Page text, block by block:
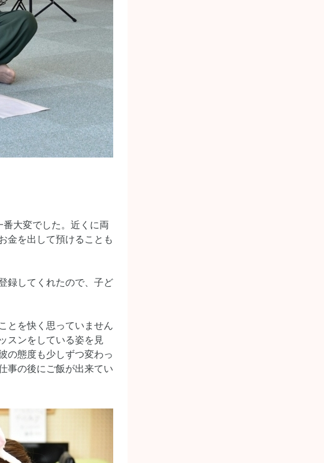
大変でした。近くに両
金を出して預けることも
録してくれたので、子ど
とを快く思っていません
スンをしている姿を見
の態度も少しずつ変わっ
事の後にご飯が出来てい